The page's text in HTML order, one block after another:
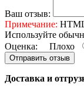
Ваш отзыв:
Примечание:
Используйте
Оценка: Плохо
Отправить отзыв
Доставка и